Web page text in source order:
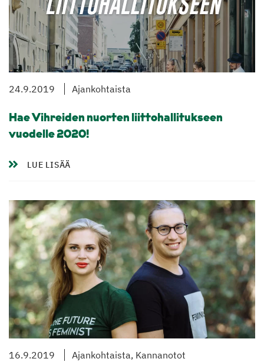
24.9.2019 Ajankohtaista
Hae Vihreiden nuorten liittohallitukseen
vuodelle 2020!
LUE LISÄÄ
16.9.2019 Ajankohtaista, Kannanotot